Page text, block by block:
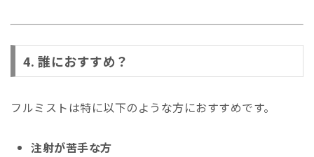
4. 誰におすすめ？
フルミストは特に以下のような方におすすめです。
注射が苦手な方